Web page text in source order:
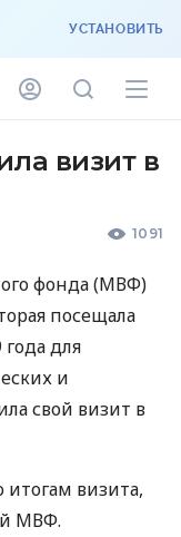
УСТАНОВИТЬ
визит в
1091
фонда (МВФ)
посещала
для
и
свой визит в
итогам визита,
МВФ.